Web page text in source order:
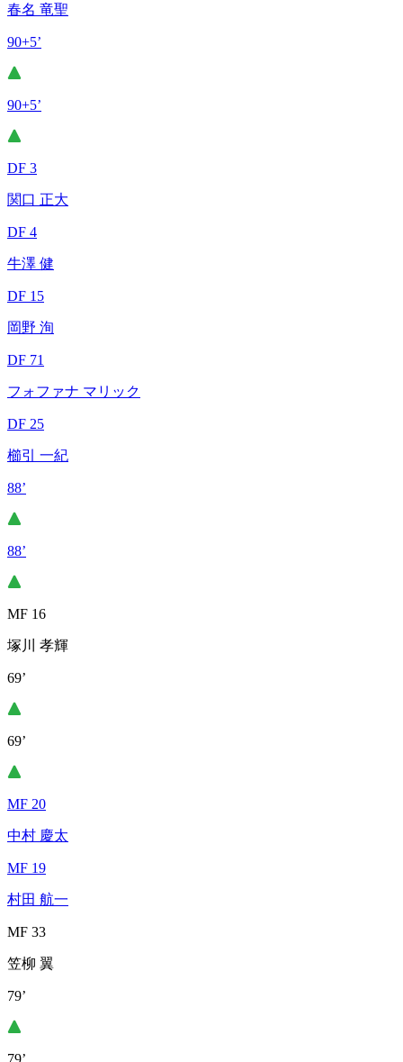
春名 竜聖
90+5’
90+5’
DF 3
関口 正大
DF 4
牛澤 健
DF 15
岡野 洵
DF 71
フォファナ マリック
DF 25
櫛引 一紀
88’
88’
MF 16
塚川 孝輝
69’
69’
MF 20
中村 慶太
MF 19
村田 航一
MF 33
笠柳 翼
79’
79’